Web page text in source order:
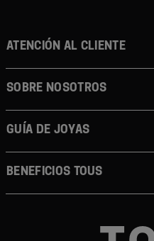
ATENCIÓN AL CLIENTE
SOBRE NOSOTROS
GUÍA DE JOYAS
BENEFICIOS TOUS